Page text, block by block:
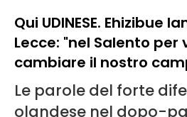
Qui UDINESE. Ehizibue
Lecce: "nel Salento per
cambiare il nostro
Le parole del forte
olandese nel dopo-